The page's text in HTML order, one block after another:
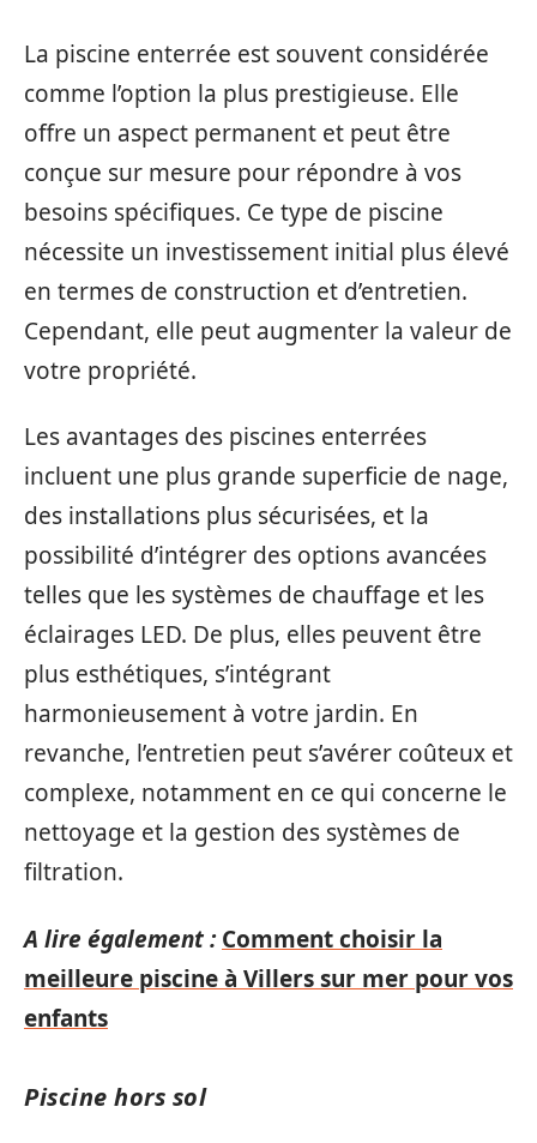
La piscine enterrée est souvent considérée
comme l’option la plus prestigieuse. Elle
offre un aspect permanent et peut être
conçue sur mesure pour répondre à vos
besoins spécifiques. Ce type de piscine
nécessite un investissement initial plus élevé
en termes de construction et d’entretien.
Cependant, elle peut augmenter la valeur de
votre propriété.
Les avantages des piscines enterrées
incluent une plus grande superficie de nage,
des installations plus sécurisées, et la
possibilité d’intégrer des options avancées
telles que les systèmes de chauffage et les
éclairages LED. De plus, elles peuvent être
plus esthétiques, s’intégrant
harmonieusement à votre jardin. En
revanche, l’entretien peut s’avérer coûteux et
complexe, notamment en ce qui concerne le
nettoyage et la gestion des systèmes de
filtration.
A lire également : Comment choisir la
meilleure piscine à Villers sur mer pour vos
enfants
Piscine hors sol